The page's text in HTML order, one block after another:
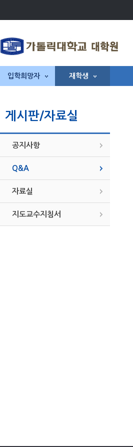
입학희망자 재학생
게시판/자료실
공지사항
Q&A
자료실
지도교수지침서